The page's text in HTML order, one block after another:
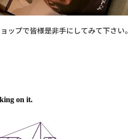
ップで皆様是非手にしてみて下さい。